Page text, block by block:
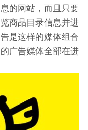
的网站，而且只要
商品目录信息并进
是这样的媒体组合
广告媒体全部在进